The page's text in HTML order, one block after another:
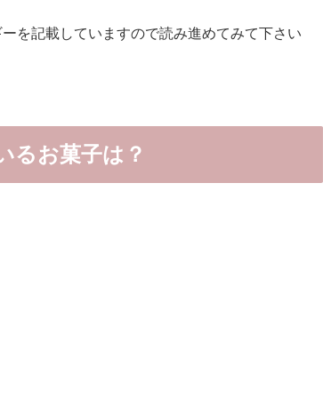
を記載していますので読み進めてみて下さい
るお菓子は？